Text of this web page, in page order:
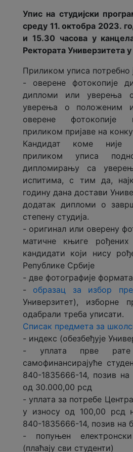
Упис на студијски
среду 11. октобра 2023.
и 15.30 часова у
Ректората Универзитета
Приликом уписа потребно
- оверене фотокопије
дипломи или уверења
уверeња о положеним
оверене фотокопије
приликом пријаве на
Кандидат коме није
приликом уписа
дипломирању са
испитима, с тим да,
годину дана достави
додатак дипломи о
степену студија.
- oригинал или оверену
матичне књиге
кандидати који нису
Републике Србије
- две фотографије
- образац за избор
Универзитет), изборне
одабрали треба уписати.
Списак предмета за
- индекс (обезбеђује
- уплата прве
самофинансирајуће
840-1835666-14, позив
од 30.000,00 рсд
- уплата за потребе
у износу од 100,00 рсд
840-1835666-14, позив на
- попуњен
(плаћају сви студенти)